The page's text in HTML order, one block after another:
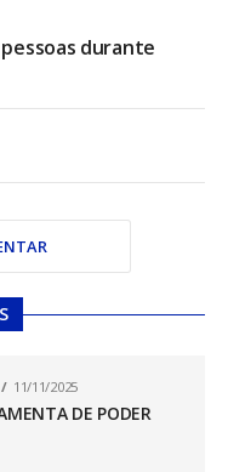
durante
11/11/2025
DE PODER